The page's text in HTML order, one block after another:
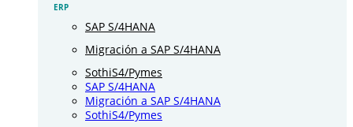
ERP
SAP S/4HANA
Migración a SAP S/4HANA
SothiS4/Pymes
SAP S/4HANA
Migración a SAP S/4HANA
SothiS4/Pymes